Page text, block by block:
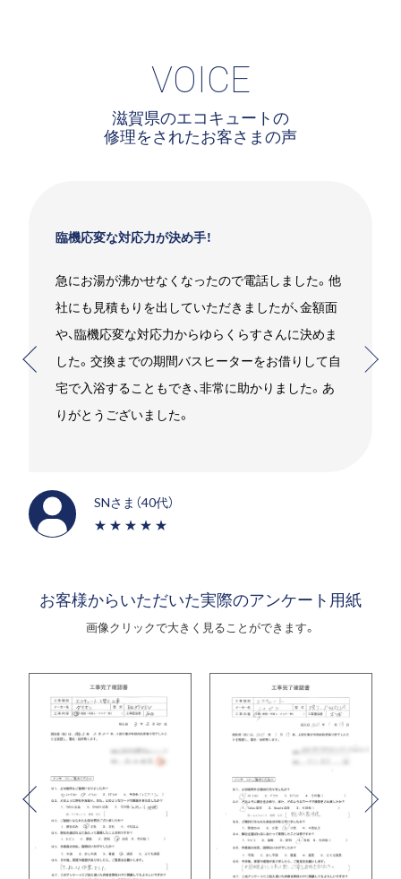
VOICE
滋賀県のエコキュートの
修理をされたお客さまの声
臨機応変な対応力が決め手！
急にお湯が沸かせなくなったので電話しました。他
社にも見積もりを出していただきましたが、金額面
や、臨機応変な対応力からゆらくらすさんに決めま
した。交換までの期間バスヒーターをお借りして自
宅で入浴することもでき、非常に助かりました。あ
りがとうございました。
SNさま（40代）
★★★★★
お客様からいただいた実際のアンケート用紙
画像クリックで大きく見ることができます。